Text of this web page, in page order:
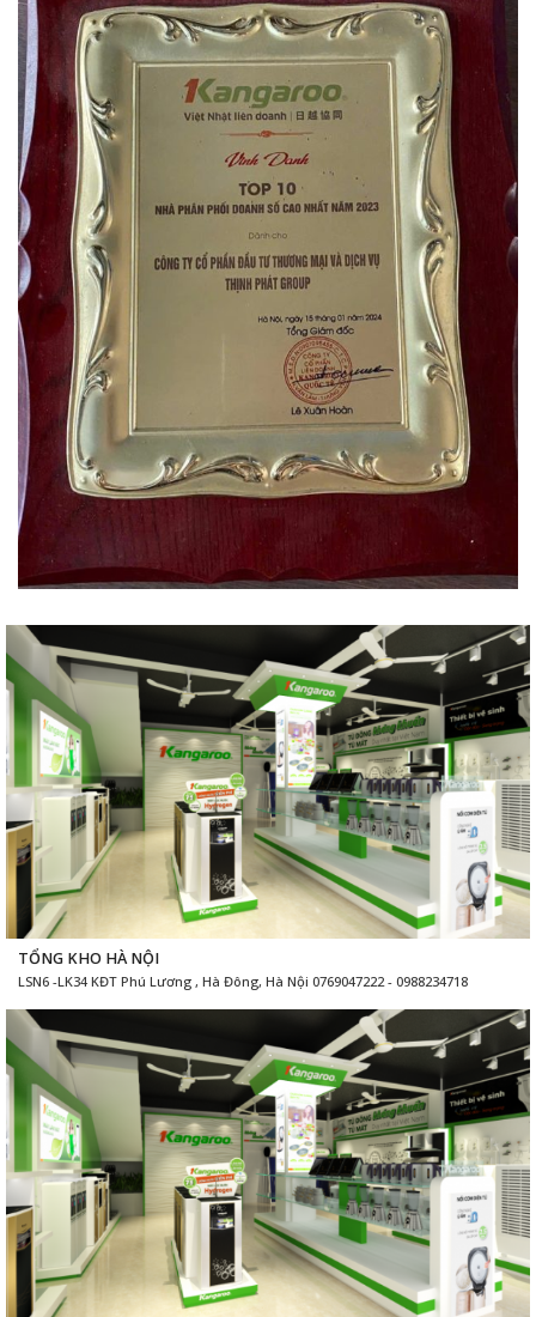
TỔNG KHO HÀ NỘI
LSN6 -LK34 KĐT Phú Lương , Hà Đông, Hà Nội 0769047222 - 0988234718